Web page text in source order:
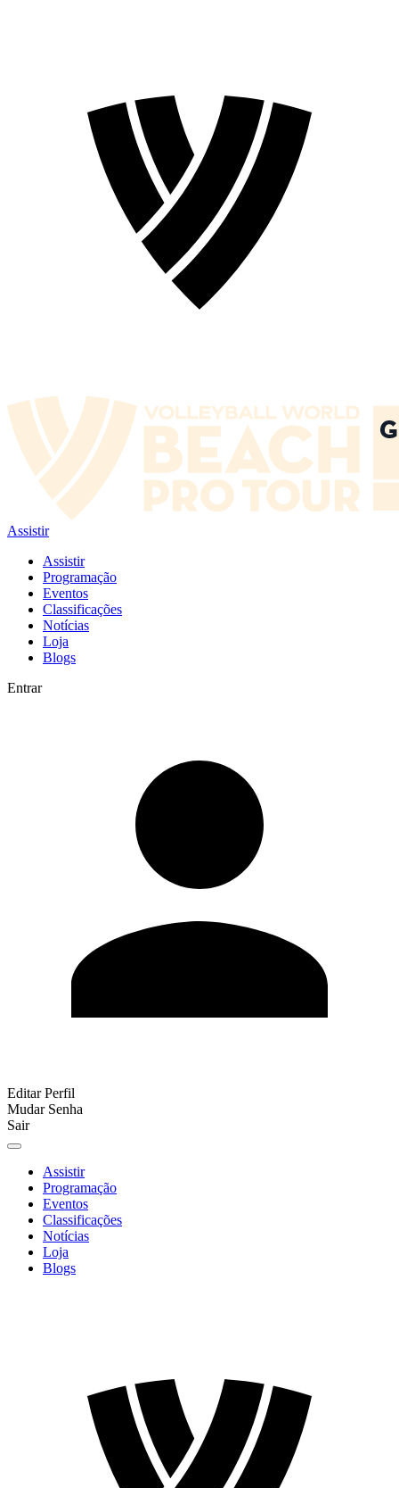
Assistir
Assistir
Programação
Eventos
Classificações
Notícias
Loja
Blogs
Entrar
Editar Perfil
Mudar Senha
Sair
Assistir
Programação
Eventos
Classificações
Notícias
Loja
Blogs